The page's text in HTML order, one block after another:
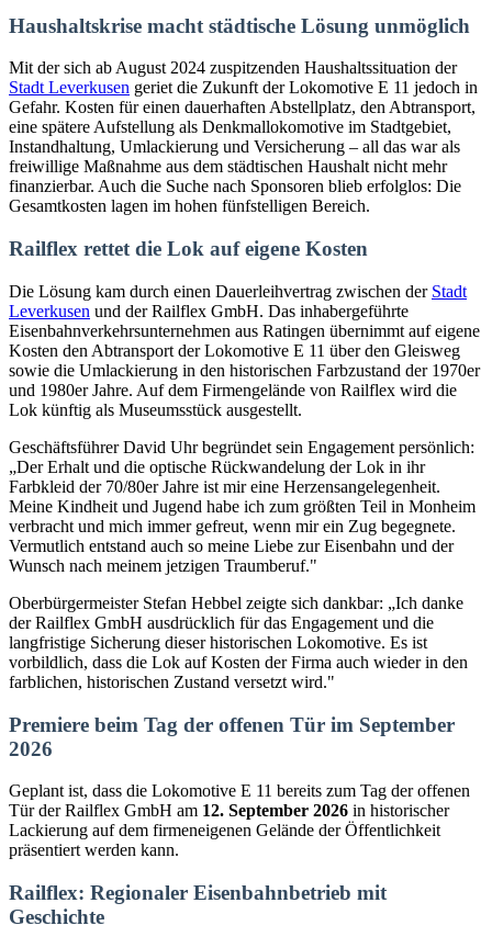
Haushaltskrise macht städtische Lösung unmöglich
Mit der sich ab August 2024 zuspitzenden Haushaltssituation der
Stadt Leverkusen geriet die Zukunft der Lokomotive E 11 jedoch in
Gefahr. Kosten für einen dauerhaften Abstellplatz, den Abtransport,
eine spätere Aufstellung als Denkmallokomotive im Stadtgebiet,
Instandhaltung, Umlackierung und Versicherung – all das war als
freiwillige Maßnahme aus dem städtischen Haushalt nicht mehr
finanzierbar. Auch die Suche nach Sponsoren blieb erfolglos: Die
Gesamtkosten lagen im hohen fünfstelligen Bereich.
Railflex rettet die Lok auf eigene Kosten
Die Lösung kam durch einen Dauerleihvertrag zwischen der Stadt
Leverkusen und der Railflex GmbH. Das inhabergeführte
Eisenbahnverkehrsunternehmen aus Ratingen übernimmt auf eigene
Kosten den Abtransport der Lokomotive E 11 über den Gleisweg
sowie die Umlackierung in den historischen Farbzustand der 1970er
und 1980er Jahre. Auf dem Firmengelände von Railflex wird die
Lok künftig als Museumsstück ausgestellt.
Geschäftsführer David Uhr begründet sein Engagement persönlich:
„Der Erhalt und die optische Rückwandelung der Lok in ihr
Farbkleid der 70/80er Jahre ist mir eine Herzensangelegenheit.
Meine Kindheit und Jugend habe ich zum größten Teil in Monheim
verbracht und mich immer gefreut, wenn mir ein Zug begegnete.
Vermutlich entstand auch so meine Liebe zur Eisenbahn und der
Wunsch nach meinem jetzigen Traumberuf."
Oberbürgermeister Stefan Hebbel zeigte sich dankbar: „Ich danke
der Railflex GmbH ausdrücklich für das Engagement und die
langfristige Sicherung dieser historischen Lokomotive. Es ist
vorbildlich, dass die Lok auf Kosten der Firma auch wieder in den
farblichen, historischen Zustand versetzt wird."
Premiere beim Tag der offenen Tür im September
2026
Geplant ist, dass die Lokomotive E 11 bereits zum Tag der offenen
Tür der Railflex GmbH am 12. September 2026 in historischer
Lackierung auf dem firmeneigenen Gelände der Öffentlichkeit
präsentiert werden kann.
Railflex: Regionaler Eisenbahnbetrieb mit
Geschichte